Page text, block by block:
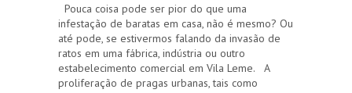
Pouca coisa pode ser pior do que uma
infestação de baratas em casa, não é mesmo? Ou
até pode, se estivermos falando da invasão de
ratos em uma fábrica, indústria ou outro
estabelecimento comercial em Vila Leme. A
proliferação de pragas urbanas, tais como